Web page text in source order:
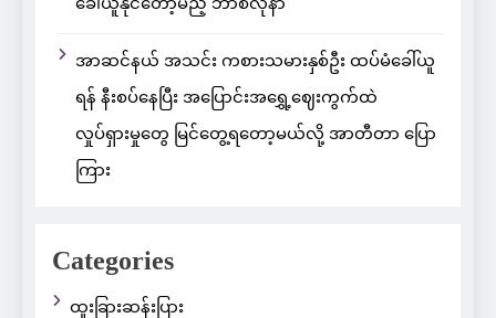
အာဆင်နယ် အသင်း ကစားသမားနှစ်ဦး ထပ်မံခေါ်ယူ
ရန် နီးစပ်နေပြီး အပြောင်းအရွှေ့ဈေးကွက်ထဲ
လှုပ်ရှားမှုတွေ မြင်တွေ့ရတော့မယ်လို့ အာတီတာ ပြော
ကြား
Categories
ထူးခြားဆန်းပြား